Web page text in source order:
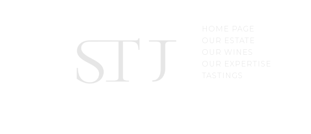
HOME PAGE
OUR ESTATE
OUR WINES
OUR EXPERTISE
TASTINGS